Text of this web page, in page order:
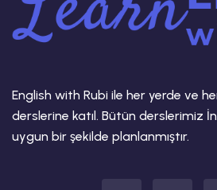
English with Rubi ile her yerde ve
derslerine katıl. Bütün derslerimiz
uygun bir şekilde planlanmıştır.